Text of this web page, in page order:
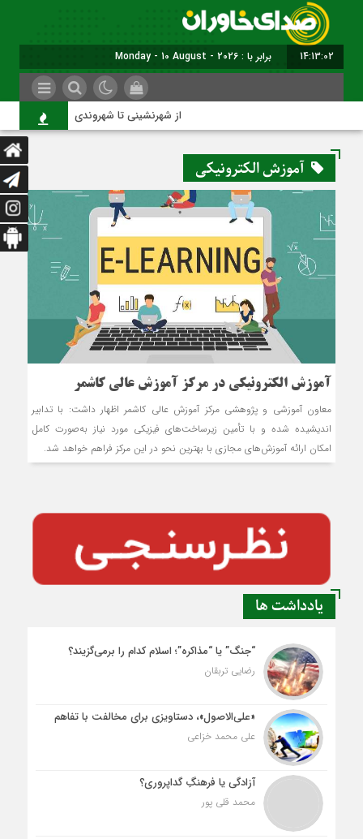
14:13:02 برابر با : Monday - 10 August - 2026
از شهرنشینی تا شهروندی
آموزش الکترونیکی
آموزش‌ الکترونیکی در مرکز آموزش عالی کاشمر
معاون آموزشی و پژوهشی مرکز آموزش عالی کاشمر اظهار داشت: با تدابیر
اندیشیده شده و با تأمین زیرساخت‌های فیزیکی مورد نیاز به‌صورت کامل
امکان ارائه آموزش‌های مجازی با بهترین نحو در این مرکز فراهم خواهد شد.
یادداشت ها
“جنگ” یا “مذاکره”؛ اسلام کدام را برمی‌گزیند؟
رضایی تربقان
«علی‌الاصول»، دستاویزی برای مخالفت با تفاهم
علی محمد خزاعی
آزادگی یا فرهنگِ گداپروری؟
محمد قلی پور